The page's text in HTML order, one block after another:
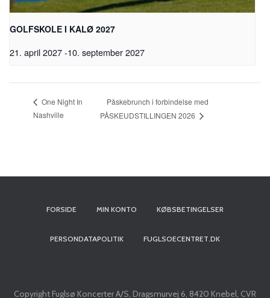
GOLFSKOLE I KALØ 2027
21. april 2027-10. september 2027
One Night In
Nashville
Påskebrunch i forbindelse med
PÅSKEUDSTILLINGEN 2026
FORSIDE MIN KONTO KØBSBETINGELSER
PERSONDATAPOLITIK FUGLSOECENTRET.DK
Copyright Fuglsø Koncerter A/S, Dragsmurvej 6, 8420 Knebel, CVR